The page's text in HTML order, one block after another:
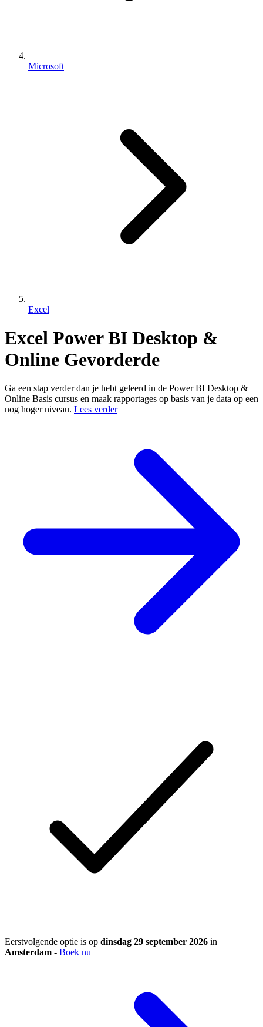
Microsoft
Excel
Excel Power BI Desktop &
Online Gevorderde
Ga een stap verder dan je hebt geleerd in de Power BI Desktop &
Online Basis cursus en maak rapportages op basis van je data op een
nog hoger niveau. Lees verder
Eerstvolgende optie is op dinsdag 29 september 2026 in
Amsterdam - Boek nu